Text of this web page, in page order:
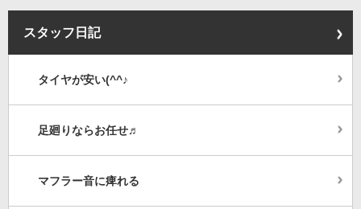
スタッフ日記
タイヤが安い(^^♪
足廻りならお任せ♬
マフラー音に痺れる